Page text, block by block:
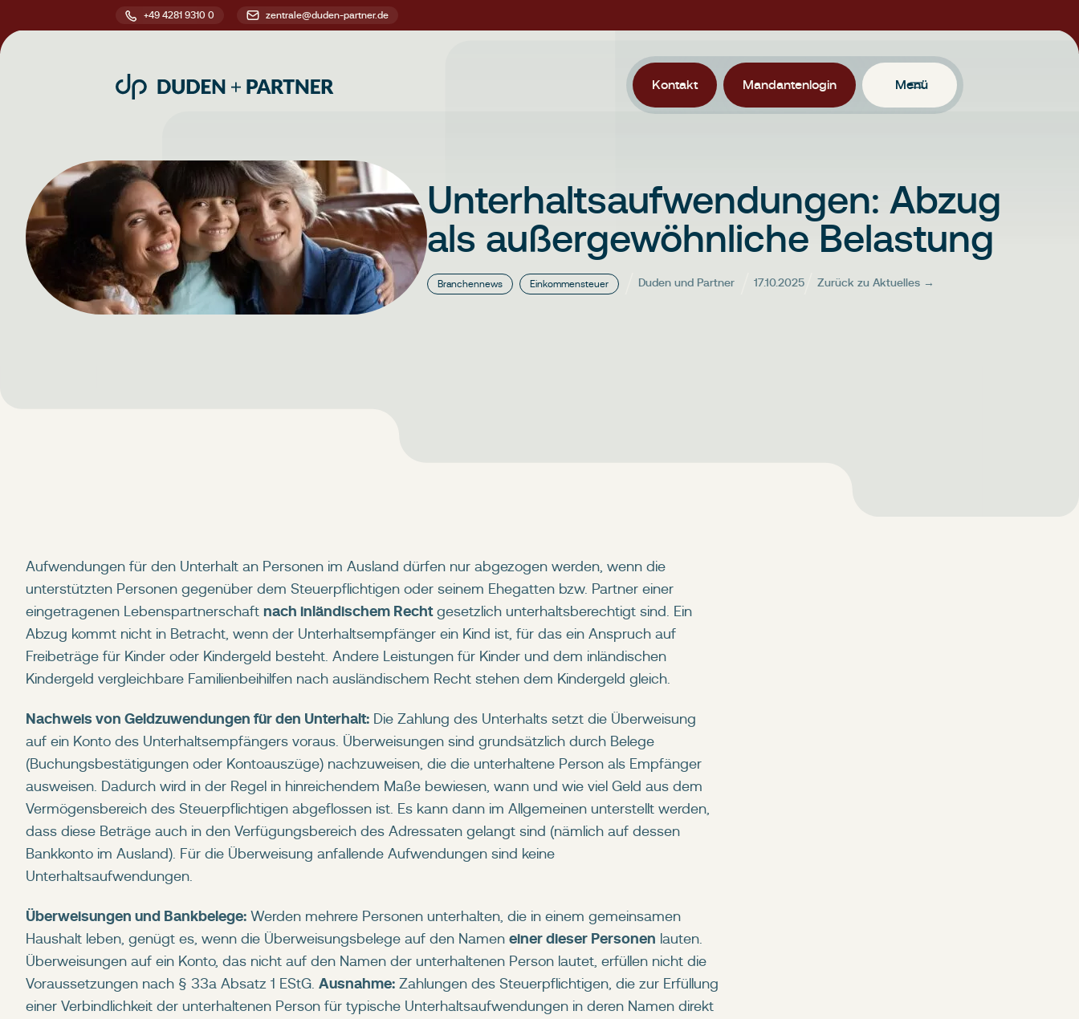
+49 4281 9310 0
Kontakt Mandantenlogin Menü
Unterhaltsaufwendungen: Abzug
als außergewöhnliche Belastung
Branchennews Einkommensteuer Duden und Partner 17.10.2025 Zurück zu Aktuelles →
Aufwendungen für den Unterhalt an Personen im Ausland dürfen nur abgezogen werden, wenn die
unterstützten Personen gegenüber dem Steuerpflichtigen oder seinem Ehegatten bzw. Partner einer
eingetragenen Lebenspartnerschaft nach inländischem Rechtgesetzlich unterhaltsberechtigt sind. Ein
Abzug kommt nicht in Betracht, wenn der Unterhaltsempfänger ein Kind ist, für das ein Anspruch auf
Freibeträge für Kinder oder Kindergeld besteht. Andere Leistungen für Kinder und dem inländischen
Kindergeld vergleichbare Familienbeihilfen nach ausländischem Recht stehen dem Kindergeld gleich.
Nachweis von Geldzuwendungen für den Unterhalt: Die Zahlung des Unterhalts setzt die Überweisung
auf ein Konto des Unterhaltsempfängers voraus. Überweisungen sind grundsätzlich durch Belege
(Buchungsbestätigungen oder Kontoauszüge) nachzuweisen, die die unterhaltene Person als Empfänger
ausweisen. Dadurch wird in der Regel in hinreichendem Maße bewiesen, wann und wie viel Geld aus dem
Vermögensbereich des Steuerpflichtigen abgeflossen ist. Es kann dann im Allgemeinen unterstellt werden,
dass diese Beträge auch in den Verfügungsbereich des Adressaten gelangt sind (nämlich auf dessen
Bankkonto im Ausland). Für die Überweisung anfallende Aufwendungen sind keine
Unterhaltsaufwendungen.
Überweisungen und Bankbelege: Werden mehrere Personen unterhalten, die in einem gemeinsamen
Haushalt leben, genügt es, wenn die Überweisungsbelege auf den Namen einer dieser Personen lauten.
Überweisungen auf ein Konto, das nicht auf den Namen der unterhaltenen Person lautet, erfüllen nicht die
Voraussetzungen nach § 33a Absatz 1 EStG. Ausnahme: Zahlungen des Steuerpflichtigen, die zur Erfüllung
einer Verbindlichkeit der unterhaltenen Person für typische Unterhaltsaufwendungen in deren Namen direkt